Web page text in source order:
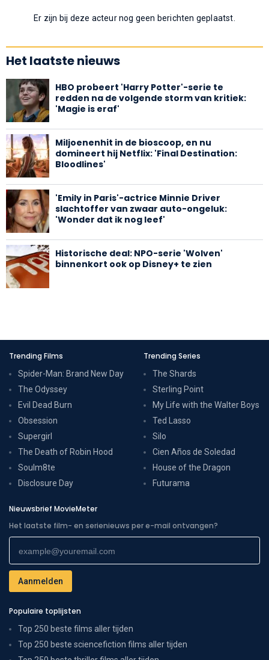
Er zijn bij deze acteur nog geen berichten geplaatst.
Het laatste nieuws
HBO probeert 'Harry Potter'-serie te
redden na de volgende storm van kritiek:
'Magie is eraf'
Miljoenenhit in de bioscoop, en nu
domineert hij Netflix: 'Final Destination:
Bloodlines'
'Emily in Paris'-actrice Minnie Driver
slachtoffer van zwaar auto-ongeluk:
'Wonder dat ik nog leef'
Historische deal: NPO-serie 'Wolven'
binnenkort ook op Disney+ te zien
Trending Films
Spider-Man: Brand New Day
The Odyssey
Evil Dead Burn
Obsession
Supergirl
The Death of Robin Hood
Soulm8te
Disclosure Day
Trending Series
The Shards
Sterling Point
My Life with the Walter Boys
Ted Lasso
Silo
Cien Años de Soledad
House of the Dragon
Futurama
Nieuwsbrief MovieMeter
Het laatste film- en serienieuws per e-mail ontvangen?
Populaire toplijsten
Top 250 beste films aller tijden
Top 250 beste sciencefiction films aller tijden